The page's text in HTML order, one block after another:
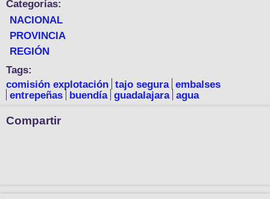
Categorías:
NACIONAL
PROVINCIA
REGIÓN
Tags:
comisión explotación tajo segura embalses
entrepeñas
buendía guadalajara agua
Compartir